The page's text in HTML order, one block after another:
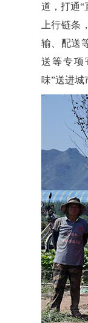
道，打通“
上行链条
输、配送
送等专项
味”送进城